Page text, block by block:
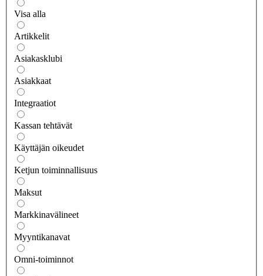
Visa alla
Artikkelit
Asiakasklubi
Asiakkaat
Integraatiot
Kassan tehtävät
Käyttäjän oikeudet
Ketjun toiminnallisuus
Maksut
Markkinavälineet
Myyntikanavat
Omni-toiminnot